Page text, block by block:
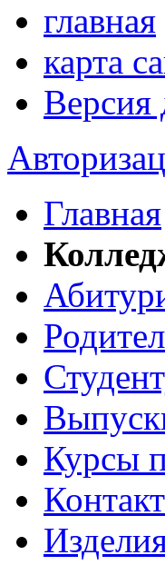
главная
карта
Версия
Главная
Курсы